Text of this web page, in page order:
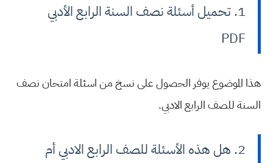
1. تحميل أسئلة نصف السنة الرابع الأدبي
PDF
هذا الموضوع يوفر الحصول على نسخ من اسئلة امتحان نصف
السنة للصف الرابع الادبي.
2. هل هذه الأسئلة للصف الرابع الادبي أم